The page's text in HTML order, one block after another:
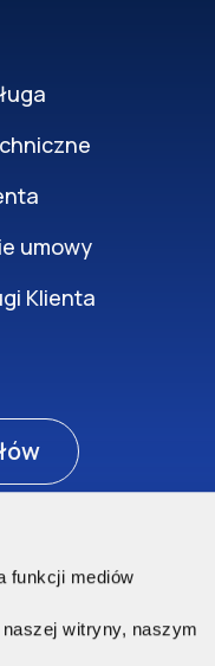
funkcji mediów
witryny, naszym
umowy
Klienta